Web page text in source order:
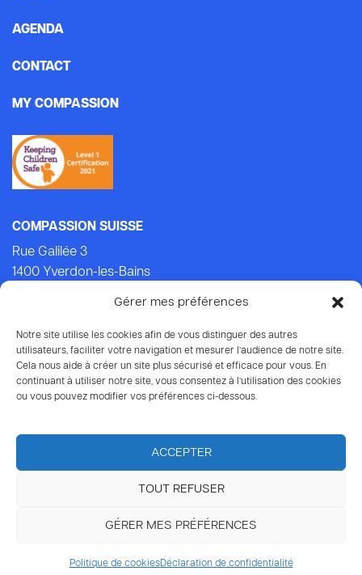
Gérer mes préférences
Notre site utilise les cookies afin de vous distinguer des autres
utilisateurs, faciliter votre navigation et mesurer l’audience de notre site.
Cela nous aide à créer un site plus sécurisé et efficace pour vous. En
continuant à utiliser notre site, vous consentez à l’utilisation des cookies
ou vous pouvez modifier vos préférences ci-dessous.
ACCEPTER
TOUT REFUSER
GÉRER MES PRÉFÉRENCES
Politique de cookiesDéclaration de confidentialité
AGENDA
CONTACT
MY COMPASSION
COMPASSION SUISSE
Rue Galilée 3
1400 Yverdon-les-Bains
IBAN CH93 8080 8007 6814 3434 7
Vos dons à Compassion sont déductibles des impôts.
© 2026 Compassion Suisse